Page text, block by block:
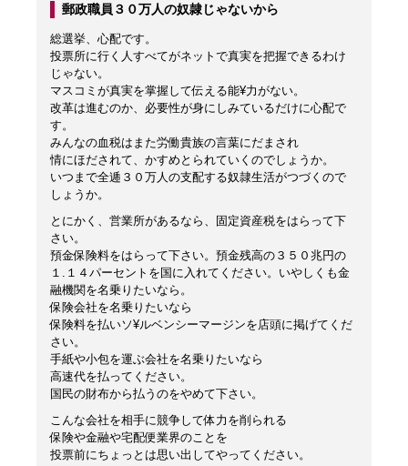
郵政職員３０万人の奴隷じゃないから
総選挙、心配です。
投票所に行く人すべてがネットで真実を把握できるわけ
じゃない。
マスコミが真実を掌握して伝える能¥力がない。
改革は進むのか、必要性が身にしみているだけに心配で
す。
みんなの血税はまた労働貴族の言葉にだまされ
情にほだされて、かすめとられていくのでしょうか。
いつまで全逓３０万人の支配する奴隷生活がつづくので
しょうか。
とにかく、営業所があるなら、固定資産税をはらって下
さい。
預金保険料をはらって下さい。預金残高の３５０兆円の
１.１４パーセントを国に入れてください。いやしくも金
融機関を名乗りたいなら。
保険会社を名乗りたいなら
保険料を払いソ¥ルベンシーマージンを店頭に掲げてくだ
さい。
手紙や小包を運ぶ会社を名乗りたいなら
高速代を払ってください。
国民の財布から払うのをやめて下さい。
こんな会社を相手に競争して体力を削られる
保険や金融や宅配便業界のことを
投票前にちょっとは思い出してやってください。